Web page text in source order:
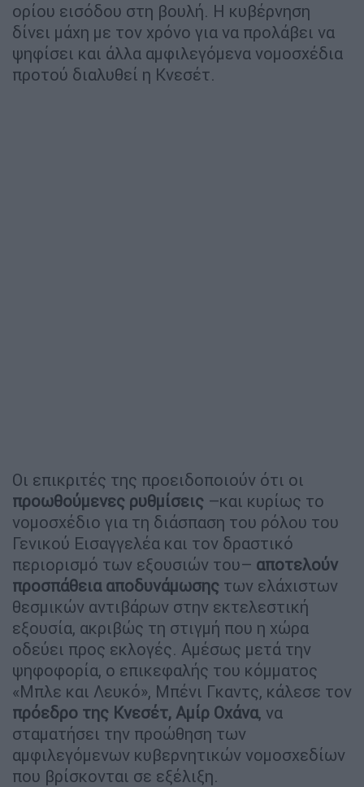
ορίου εισόδου στη βουλή. Η κυβέρνηση
δίνει μάχη με τον χρόνο για να προλάβει να
ψηφίσει και άλλα αμφιλεγόμενα νομοσχέδια
προτού διαλυθεί η Κνεσέτ.
Οι επικριτές της προειδοποιούν ότι οι
προωθούμενες ρυθμίσεις –και κυρίως το
νομοσχέδιο για τη διάσπαση του ρόλου του
Γενικού Εισαγγελέα και τον δραστικό
περιορισμό των εξουσιών του– αποτελούν
προσπάθεια αποδυνάμωσης των ελάχιστων
θεσμικών αντιβάρων στην εκτελεστική
εξουσία, ακριβώς τη στιγμή που η χώρα
οδεύει προς εκλογές. Αμέσως μετά την
ψηφοφορία, ο επικεφαλής του κόμματος
«Μπλε και Λευκό», Μπένι Γκαντς, κάλεσε τον
πρόεδρο της Κνεσέτ, Αμίρ Οχάνα, να
σταματήσει την προώθηση των
αμφιλεγόμενων κυβερνητικών νομοσχεδίων
που βρίσκονται σε εξέλιξη.